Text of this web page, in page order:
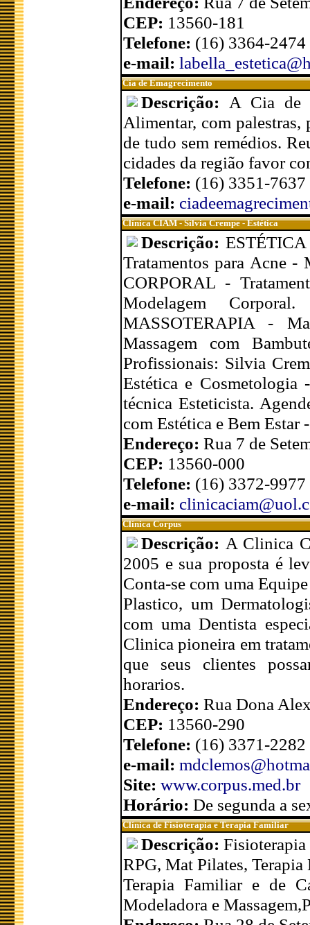
CEP: 13560-181
Telefone: (16) 3364-2474
e-mail:
Cia de Emagrecimento
Descrição: A Cia de
Alimentar, com palestras,
de tudo sem remédios.
cidades da região favor
Telefone: (16) 3351-
e-mail:
Clínica CIAM - Sílvia Crempe - Estética
Descrição:
Tratamentos para Acne -
CORPORAL -
Modelagem
MASSOTERAPIA -
Massagem com
Profissionais: Silvia
Estética e Cosmetologia
técnica Esteticista.
com Estética e Bem
Endereço: Rua 7 de
CEP: 13560-000
Telefone: (16) 3372-
e-mail:
Clínica Corpus
Descrição: A Clinica
2005 e sua proposta é
Conta-se com uma
Plastico, um
com uma Dentista
Clinica pioneira em
que seus clientes
horarios.
Endereço: Rua Dona
CEP: 13560-290
Telefone: (16) 3371-
e-mail:
Site: www.corpus.med.br
Horário: De segunda a
Clínica de Fisioterapia e Terapia Familiar
Descrição: Fisioterapia
RPG, Mat Pilates, Terapia
Terapia Familiar e de
Modeladora e